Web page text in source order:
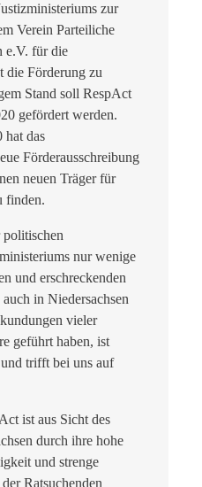
zur
Verein Parteiliche
e.V. für die
die Förderung zu
Stand soll RespAct
gefördert werden.
hat das
Förderausschreibung
neuen Träger für
finden.
politischen
nur wenige
und erschreckenden
in Niedersachsen
vieler
geführt haben, ist
trifft bei uns auf
ist aus Sicht des
durch ihre hohe
und strenge
Ratsuchenden